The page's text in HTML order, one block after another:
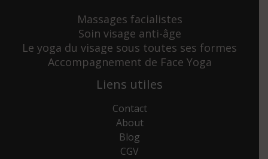
Massages facialistes
Soin visage anti-âge
Le yoga du visage sous toutes ses formes
Accompagnement de Face Yoga
Liens utiles
Contact
About
Blog
CGV